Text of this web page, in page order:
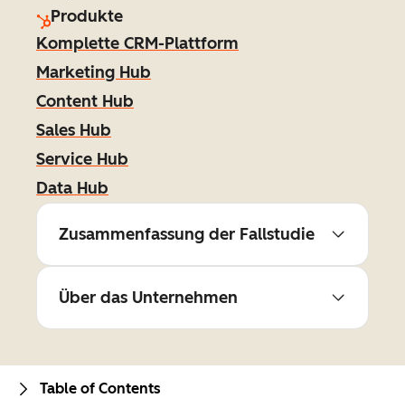
Produkte
Komplette CRM-Plattform
Marketing Hub
Content Hub
Sales Hub
Service Hub
Data Hub
Zusammenfassung der Fallstudie
Über das Unternehmen
Table of Contents